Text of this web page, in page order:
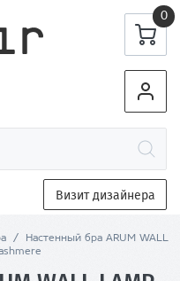
0
Визит дизайнера
/
Настенный бра ARUM WALL